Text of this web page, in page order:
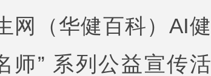
网（华健百科）AI健
师” 系列公益宣传活